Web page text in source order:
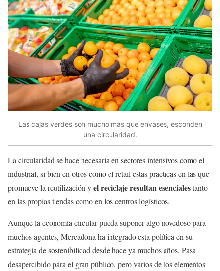
Las cajas verdes son mucho más que envases, esconden
una circularidad.
La circularidad se hace necesaria en sectores intensivos como el
industrial, si bien en otros como el retail estas prácticas en las que
promueve la reutilización yel reciclaje resultan esencialestanto
en las propias tiendas como en los centros logísticos.
Aunque la economía circular pueda suponer algo novedoso para
muchos agentes, Mercadona ha integrado esta política en su
estrategia de sostenibilidad desde hace ya muchos años. Pasa
desapercibido para el gran público, pero varios de los elementos